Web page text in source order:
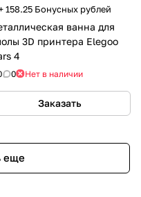
158.25 Бонусных рублей
ванна для
3D принтера Elegoo
4
0 Нет в наличии
Заказать
еще